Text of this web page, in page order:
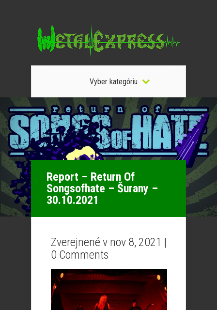
Vyber kategóriu
Report – Return Of
Songsofhate – Šurany –
30.10.2021
Zverejnené v nov 8, 2021 |
0 Comments